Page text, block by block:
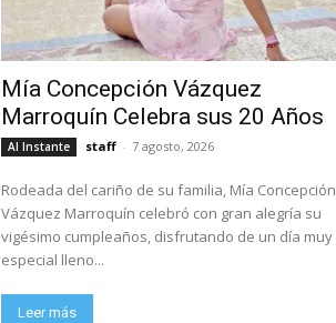
Mía Concepción Vázquez
Marroquín Celebra sus 20 Años
Al Instante staff - 7 agosto, 2026
Rodeada del cariño de su familia, Mía Concepción
Vázquez Marroquín celebró con gran alegría su
vigésimo cumpleaños, disfrutando de un día muy
especial lleno...
Leer más